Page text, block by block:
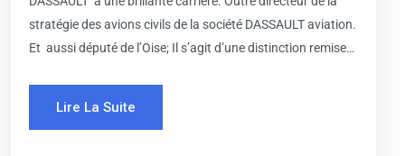
stratégie des avions civils de la société DASSAULT aviation.
Et aussi député de l’Oise; Il s’agit d’une distinction remise…
Lire La Suite